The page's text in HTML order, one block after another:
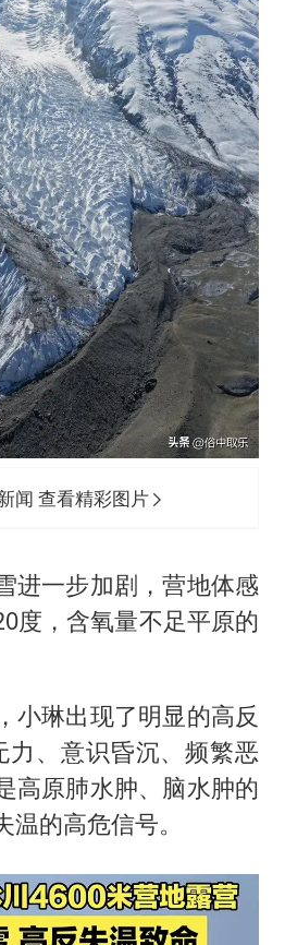
闻 查看精彩图片
进一步加剧，营地体感
度，含氧量不足平原的
小琳出现了明显的高反
、意识昏沉、频繁恶
高原肺水肿、脑水肿的
的高危信号。